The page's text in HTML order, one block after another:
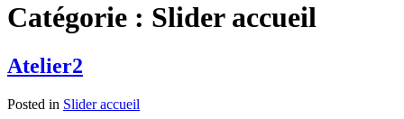
Catégorie : Slider accueil
Atelier2
Posted in Slider accueil